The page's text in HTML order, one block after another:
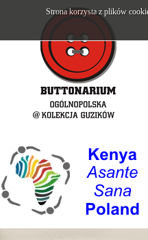
Strona korzysta z plików